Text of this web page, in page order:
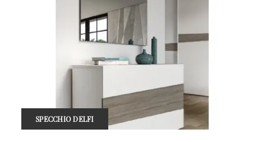
SPECCHIO DELFI